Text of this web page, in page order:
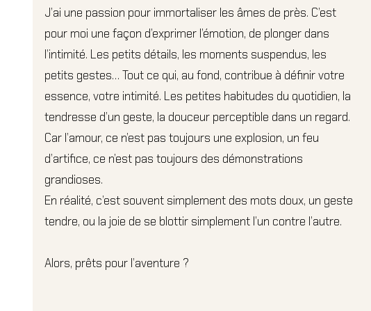
J’ai une passion pour immortaliser les âmes de près. C’est
pour moi une façon d’exprimer l’émotion, de plonger dans
l’intimité. Les petits détails, les moments suspendus, les
petits gestes… Tout ce qui, au fond, contribue à définir votre
essence, votre intimité. Les petites habitudes du quotidien, la
tendresse d’un geste, la douceur perceptible dans un regard.
Car l’amour, ce n’est pas toujours une explosion, un feu
d’artifice, ce n’est pas toujours des démonstrations
grandioses.
En réalité, c’est souvent simplement des mots doux, un geste
tendre, ou la joie de se blottir simplement l’un contre l’autre.
Alors, prêts pour l’aventure ?